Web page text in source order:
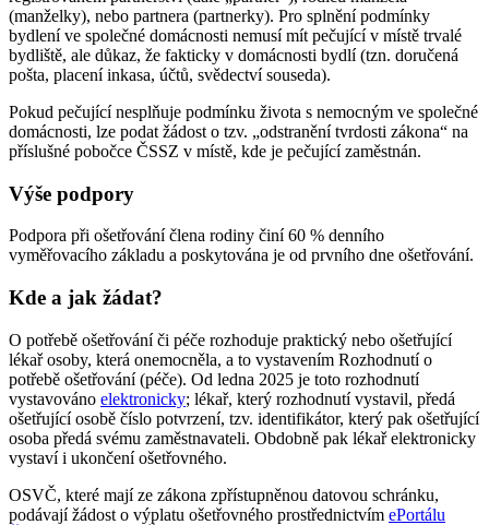
(manželky), nebo partnera (partnerky). Pro splnění podmínky
bydlení ve společné domácnosti nemusí mít pečující v místě trvalé
bydliště, ale důkaz, že fakticky v domácnosti bydlí (tzn. doručená
pošta, placení inkasa, účtů, svědectví souseda).
Pokud pečující nesplňuje podmínku života s nemocným ve společné
domácnosti, lze podat žádost o tzv. „odstranění tvrdosti zákona“ na
příslušné pobočce ČSSZ v místě, kde je pečující zaměstnán.
Výše podpory
Podpora při ošetřování člena rodiny činí 60 % denního
vyměřovacího základu a poskytována je od prvního dne ošetřování.
Kde a jak žádat?
O potřebě ošetřování či péče rozhoduje praktický nebo ošetřující
lékař osoby, která onemocněla, a to vystavením Rozhodnutí o
potřebě ošetřování (péče). Od ledna 2025 je toto rozhodnutí
vystavováno elektronicky; lékař, který rozhodnutí vystavil, předá
ošetřující osobě číslo potvrzení, tzv. identifikátor, který pak ošetřující
osoba předá svému zaměstnavateli. Obdobně pak lékař elektronicky
vystaví i ukončení ošetřovného.
OSVČ, které mají ze zákona zpřístupněnou datovou schránku,
podávají žádost o výplatu ošetřovného prostřednictvím ePortálu